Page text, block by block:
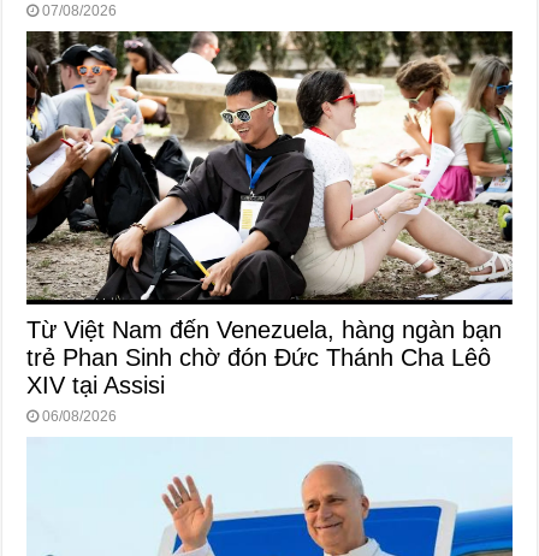
07/08/2026
Từ Việt Nam đến Venezuela, hàng ngàn bạn
trẻ Phan Sinh chờ đón Đức Thánh Cha Lêô
XIV tại Assisi
06/08/2026